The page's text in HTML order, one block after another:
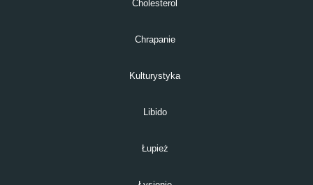
Cholesterol
Chrapanie
Kulturystyka
Libido
Łupież